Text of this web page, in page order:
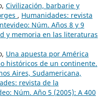
Civilización, barbarie y
, Humanidades: revista
Núm. Años 8 y 9
y memoria en las literaturas
Una apuesta por América
históricos de un continente.
Aires, Sudamericana,
revista de la
Núm. Año 5 (2005): A 400